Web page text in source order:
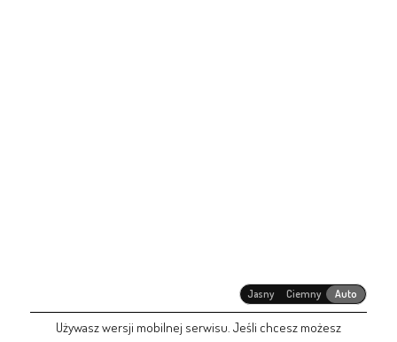
Jasny Ciemny Auto
Używasz wersji mobilnej serwisu. Jeśli chcesz możesz